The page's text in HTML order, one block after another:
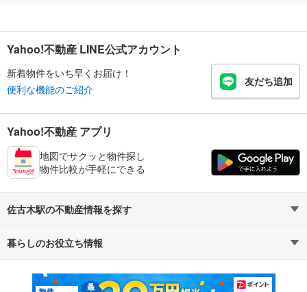
Yahoo!不動産 LINE公式アカウント
新着物件をいち早くお届け！
便利な機能のご紹介
友だち追加
Yahoo!不動産 アプリ
地図でサクッと物件探し
物件比較が手軽にできる
佐古木駅の不動産情報を探す
不動産・住宅
新築マンション 中古マンション
暮らしのお役立ち情報
マンションカタログ 教えて！住まいの先生